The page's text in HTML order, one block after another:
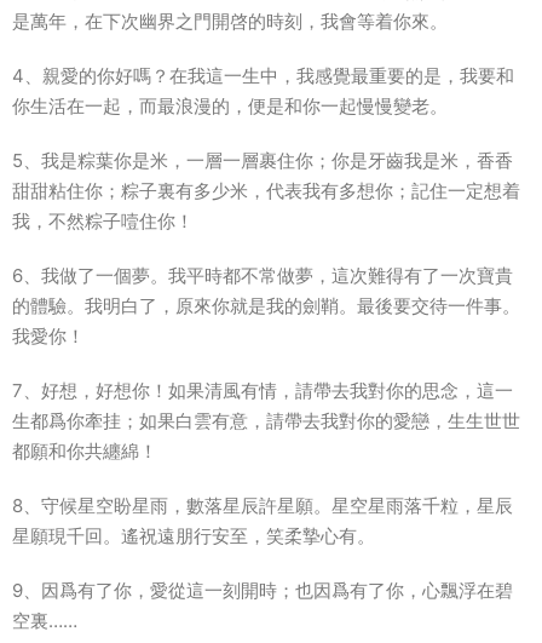
是萬年，在下次幽界之門開啓的時刻，我會等着你來。
4、親愛的你好嗎？在我這一生中，我感覺最重要的是，我要和
你生活在一起，而最浪漫的，便是和你一起慢慢變老。
5、我是粽葉你是米，一層一層裹住你；你是牙齒我是米，香香
甜甜粘住你；粽子裏有多少米，代表我有多想你；記住一定想着
我，不然粽子噎住你！
6、我做了一個夢。我平時都不常做夢，這次難得有了一次寶貴
的體驗。我明白了，原來你就是我的劍鞘。最後要交待一件事。
我愛你！
7、好想，好想你！如果清風有情，請帶去我對你的思念，這一
生都爲你牽挂；如果白雲有意，請帶去我對你的愛戀，生生世世
都願和你共纏綿！
8、守候星空盼星雨，數落星辰許星願。星空星雨落千粒，星辰
星願現千回。遙祝遠朋行安至，笑柔摯心有。
9、因爲有了你，愛從這一刻開時；也因爲有了你，心飄浮在碧
空裏……